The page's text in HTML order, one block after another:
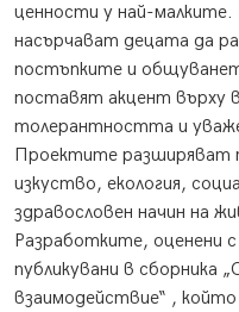
ценности у най-
насърчават децата да
постъпките и
поставят акцент върху
толерантността и
Проектите разширяват
изкуство, екология,
здравословен начин на
Разработките, оценени
публикувани в сборника
взаимодействие“ ,